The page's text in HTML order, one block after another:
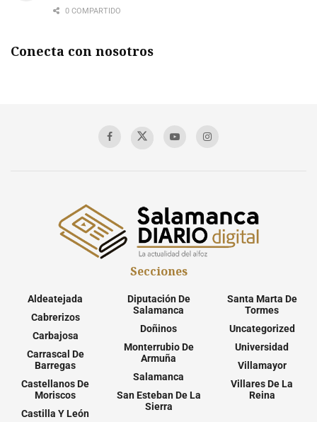
0 COMPARTIDO
Conecta con nosotros
Secciones
Aldeatejada
Cabrerizos
Carbajosa
Carrascal De
Barregas
Castellanos De
Moriscos
Castilla Y León
Diputación De
Salamanca
Doñinos
Monterrubio De
Armuña
Salamanca
San Esteban De La
Sierra
Santa Marta De
Tormes
Uncategorized
Universidad
Villamayor
Villares De La
Reina